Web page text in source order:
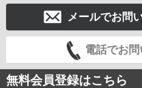
メールでお問
電話でお
無料会員登録はこちら